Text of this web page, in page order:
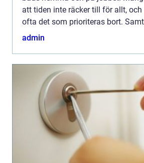
att tiden inte räcker till för allt,
ofta det som prioriteras bort.
på kvalitet, flexibilitet och
admin